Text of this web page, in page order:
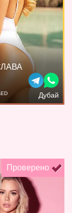
Дубай
Проверено